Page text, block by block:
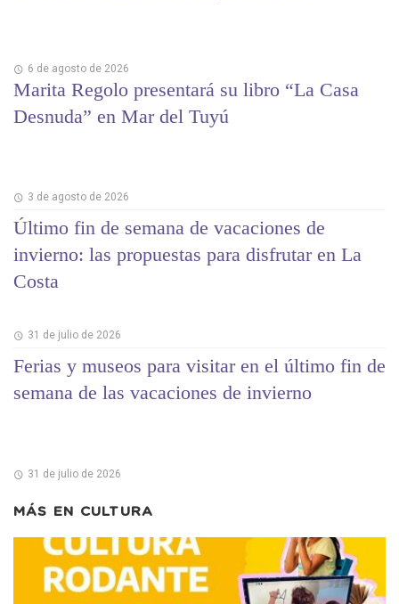
6 de agosto de 2026
Marita Regolo presentará su libro “La Casa
Desnuda” en Mar del Tuyú
3 de agosto de 2026
Último fin de semana de vacaciones de
invierno: las propuestas para disfrutar en La
Costa
31 de julio de 2026
Ferias y museos para visitar en el último fin de
semana de las vacaciones de invierno
31 de julio de 2026
MÁS EN CULTURA